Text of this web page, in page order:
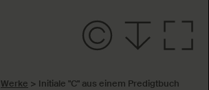
Werke > Initiale "C" aus einem Predigtbuch